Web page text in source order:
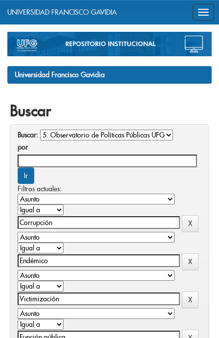
navigation
UNIVERSIDAD FRANCISCO GAVIDIA
Universidad Francisco Gavidia
Buscar
Buscar:
por
Filtros actuales: